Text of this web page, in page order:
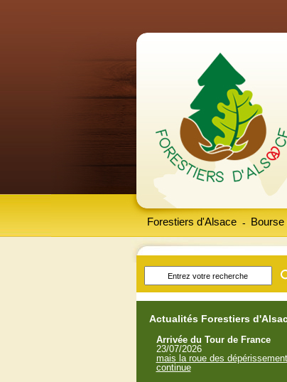
Forestiers d'Alsace Bourse
-
Actualités Forestiers
Arrivée du Tour de France
23/07/2026
mais la roue des
continue